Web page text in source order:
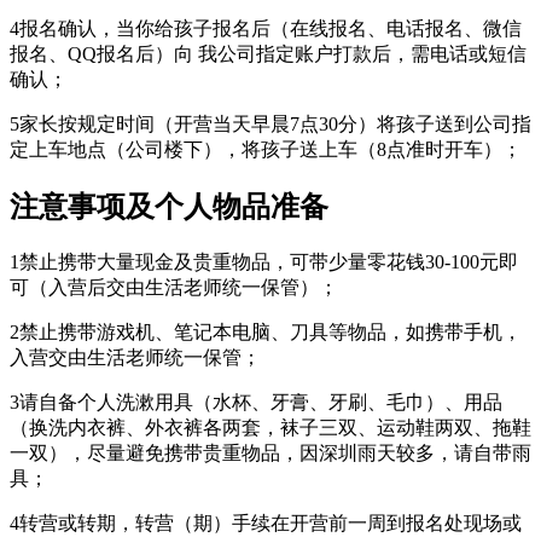
4报名确认，当你给孩子报名后（在线报名、电话报名、微信
报名、QQ报名后）向 我公司指定账户打款后，需电话或短信
确认；
5家长按规定时间（开营当天早晨7点30分）将孩子送到公司指
定上车地点（公司楼下），将孩子送上车（8点准时开车）；
注意事项及个人物品准备
1禁止携带大量现金及贵重物品，可带少量零花钱30-100元即
可（入营后交由生活老师统一保管）；
2禁止携带游戏机、笔记本电脑、刀具等物品，如携带手机，
入营交由生活老师统一保管；
3请自备个人洗漱用具（水杯、牙膏、牙刷、毛巾）、用品
（换洗内衣裤、外衣裤各两套，袜子三双、运动鞋两双、拖鞋
一双），尽量避免携带贵重物品，因深圳雨天较多，请自带雨
具；
4转营或转期，转营（期）手续在开营前一周到报名处现场或